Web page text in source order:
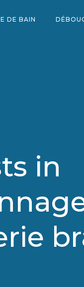
DE BAIN
in